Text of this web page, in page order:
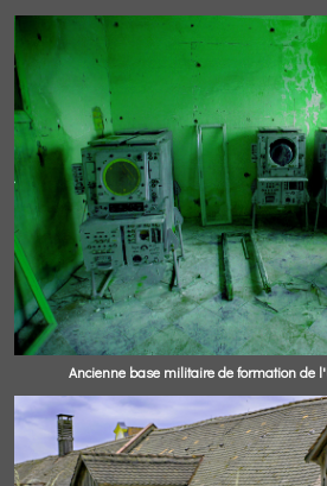
Ancienne base militaire de formation de